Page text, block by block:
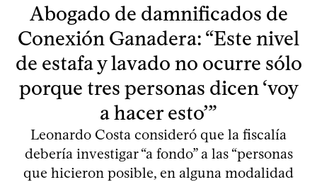
Abogado de damnificados de
Conexión Ganadera: “Este nivel
de estafa y lavado no ocurre sólo
porque tres personas dicen ‘voy
a hacer esto’”
Leonardo Costa consideró que la fiscalía
debería investigar “a fondo” a las “personas
que hicieron posible, en alguna modalidad